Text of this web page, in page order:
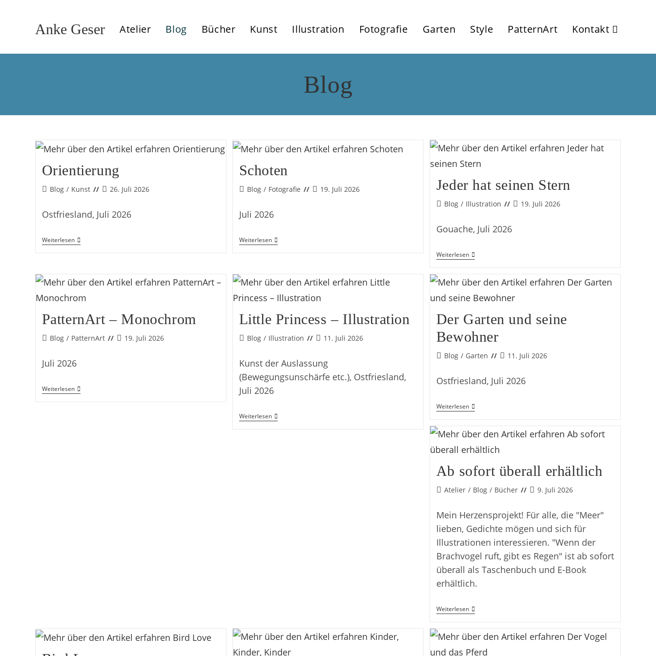
Anke Geser Atelier Blog Bücher Kunst Illustration Fotografie Garten Style PatternArt Kontakt
Blog
Orientierung
Beitrags-
Blog / Kunst
Beitrag
26. Juli 2026
Ostfriesland, Juli 2026
WeiterlesenOrientierung
Schoten
Beitrags-
Blog / Fotografie
Beitrag
19. Juli 2026
Juli 2026
WeiterlesenSchoten
Jeder hat seinen Stern
Beitrags-
Blog / Illustration
Beitrag
19. Juli 2026
Gouache, Juli 2026
WeiterlesenJeder
Hat
Stern
PatternArt – Monochrom
Beitrags-
Blog / PatternArt
Beitrag
19. Juli 2026
Juli 2026
WeiterlesenPatternArt
–
Little Princess – Illustration
Beitrags-
Blog / Illustration
Beitrag
11. Juli 2026
Kunst der Auslassung
(Bewegungsunschärfe etc.), Ostfriesland,
Juli 2026
WeiterlesenLittle
Princess
Der Garten und seine
Bewohner
Beitrags-
Blog / Garten
Beitrag
11. Juli 2026
Ostfriesland, Juli 2026
WeiterlesenDer
Garten
Seine
Bewohner
Ab sofort überall erhältlich
Beitrags-
Atelier / Blog / Bücher
Beitrag
9. Juli 2026
Mein Herzensprojekt! Für alle, die "Meer"
lieben, Gedichte mögen und sich für
Illustrationen interessieren. "Wenn der
Brachvogel ruft, gibt es Regen" ist ab sofort
überall als Taschenbuch und E-Book
erhältlich.
WeiterlesenAb
Sofort
Erhältlich